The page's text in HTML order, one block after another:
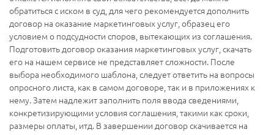
обратиться с иском в суд, для чего рекомендуется дополнить
договор на оказание маркетинговых услуг, образец его
условием о подсудности споров, вытекающих из соглашения.
Подготовить договор оказания маркетинговых услуг, скачать
его на нашем сервисе не представляет сложности. После
выбора необходимого шаблона, следует ответить на вопросы
опросного листа, как в самом договоре, так и в приложениях к
нему. Затем надлежит заполнить поля ввода сведениями,
конкретизирующими условия соглашения, такими как сроки,
размеры оплаты, итд. В завершении договор скачивается на